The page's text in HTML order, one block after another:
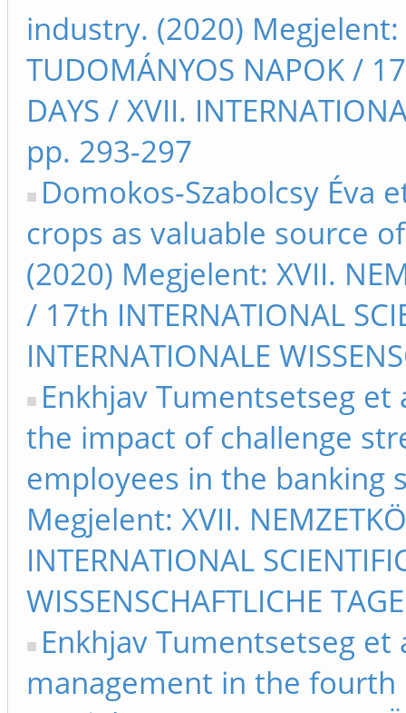
industry. (2020) Megjelent:
TUDOMÁNYOS NAPOK /
DAYS / XVII.
pp. 293-297
Domokos-Szabolcsy Éva
crops as valuable source
(2020) Megjelent: XVII.
/ 17th INTERNATIONAL
INTERNATIONALE
Enkhjav Tumentsetseg
the impact of challenge
employees in the banking
Megjelent: XVII.
INTERNATIONAL
WISSENSCHAFTLICHE
Enkhjav Tumentsetseg
management in the